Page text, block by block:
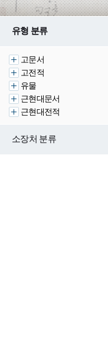
유형 분류
고문서
고전적
유물
근현대문서
근현대전적
소장처 분류